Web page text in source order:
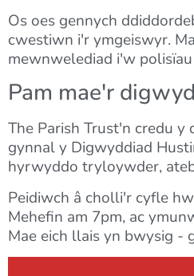
Os oes gennych
cwestiwn i'r ymgeiswyr.
mewnwelediad i'w
Pam mae'r
The Parish Trust'n credu
gynnal y Digwyddiad
hyrwyddo tryloywder,
Peidiwch â cholli'r cyfle
Mehefin am 7pm, ac
Mae eich llais yn bwysig -